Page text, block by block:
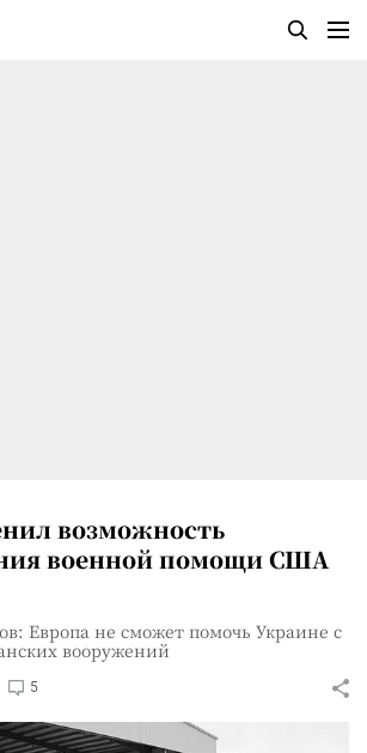
возможность
военной помощи США
Европа не сможет помочь Украине с
вооружений
5